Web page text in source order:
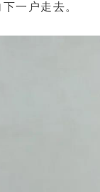
一户走去。